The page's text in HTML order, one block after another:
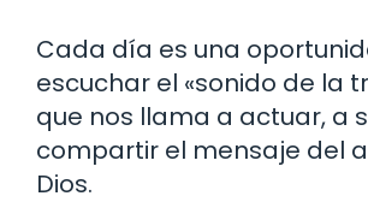
Cada día es una
escuchar el «sonido de la
que nos llama a actuar, a
compartir el mensaje del
Dios.